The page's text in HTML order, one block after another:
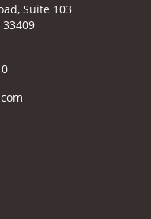
Suite 103
33409